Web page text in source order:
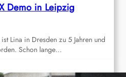
Demo in Leipzig
Lina in Dresden zu 5 Jahren und
Schon lange…